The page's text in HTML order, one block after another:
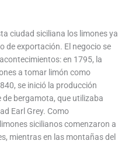
ciudad siciliana los limones ya
de exportación. El negocio se
en 1795, la
a tomar limón como
se inició la producción
bergamota, que utilizaba
Earl Grey. Como
sicilianos comenzaron a
mientras en las montañas del